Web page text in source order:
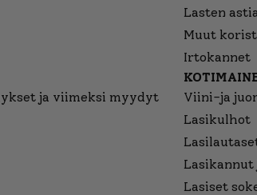
Lasten
Muut
Irtokannet
ja viimeksi myydyt
Viini-ja
Lasikulhot
Lasiset